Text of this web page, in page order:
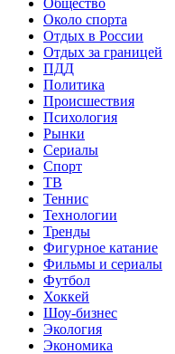
Около спорта
Отдых в России
Отдых за границей
ПДД
Политика
Происшествия
Психология
Рынки
Сериалы
Спорт
ТВ
Теннис
Технологии
Тренды
Фигурное катание
Фильмы и сериалы
Футбол
Хоккей
Шоу-бизнес
Экология
Экономика